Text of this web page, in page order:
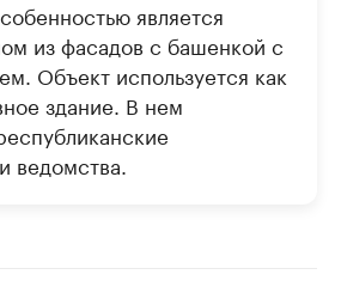
является
из фасадов с башенкой с
Объект используется как
здание. В нем
ведомства.